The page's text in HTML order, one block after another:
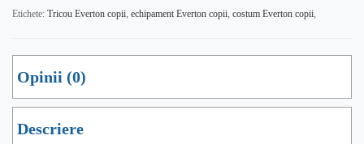
Etichete: Tricou Everton copii, echipament Everton copii, costum Everton copii,
Opinii (0)
Descriere